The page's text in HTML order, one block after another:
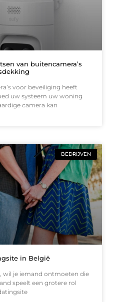
van buitencamera’s
voor beveiliging heeft
uw systeem uw woning
camera kan
BEDRIJVEN
in België
wil je iemand ontmoeten die
speelt een grotere rol